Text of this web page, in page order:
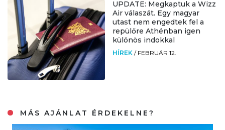
UPDATE: Megkaptuk a Wizz
Air válaszát. Egy magyar
utast nem engedtek fel a
repülőre Athénban igen
különös indokkal
HÍREK / FEBRUÁR 12.
MÁS AJÁNLAT ÉRDEKELNE?